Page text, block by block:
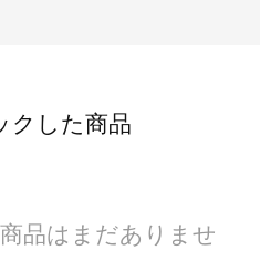
クした商品
品はまだありませ